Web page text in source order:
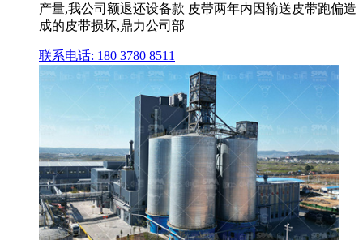
产量,我公司额退还设备款 皮带两年内因输送皮带跑偏造
成的皮带损坏,鼎力公司部
联系电话: 180 3780 8511